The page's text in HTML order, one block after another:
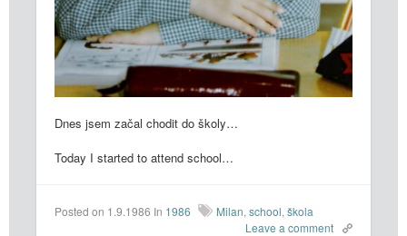
Dnes jsem začal chodit do školy…
Today I started to attend school…
Posted on 1.9.1986 In 1986 Milan, school, škola
Leave a comment